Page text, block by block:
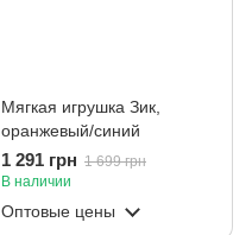
Мягкая игрушка Зик,
оранжевый/синий
1 291 грн 1 699 грн
В наличии
Оптовые цены